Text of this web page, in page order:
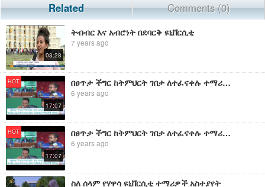
Related Comments (0)
03:28
ትብብር እና አብሮነት በደባርቅ ዩኒቨርሲቲ
7 years ago
HOT
17:07
በፀጥታ ችግር ከትምህርት ገበታ ለተፈናቀሉ ተማሪዎች ምላሽ እንዲሰጥ የደብረ ታቦር ዩኒቨርሲቲ ተማሪዎች ጠየቁ፡፡
6 years ago
HOT
17:07
በፀጥታ ችግር ከትምህርት ገበታ ለተፈናቀሉ ተማሪዎች ምላሽ እንዲሰጥ የደብረ ታቦር ዩኒቨርሲቲ ተማሪዎች ጠየቁ፡፡
6 years ago
ስለ ሰላም የሃዋሳ ዩኒቨርሲቲ ተማሪዎች አስተያየት